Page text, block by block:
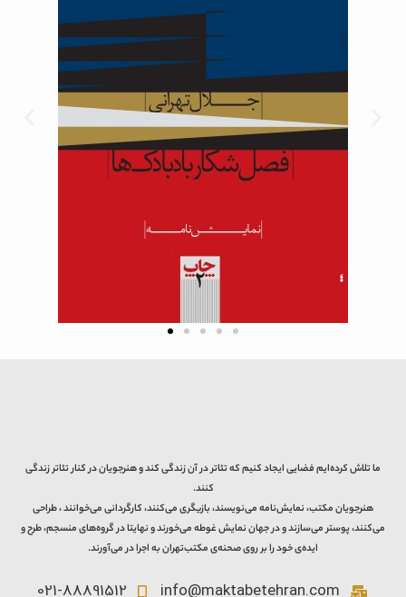
ما تلاش کرده‌ایم فضایی ایجاد کنیم که تئاتر در آن زندگی کند و هنرجویان در کنار تئاتر زندگی
کنند.
هنرجویان مکتب، نمایش‌نامه می‌نویسند، بازیگری می‌کنند، کارگردانی می‌خوانند ، طراحی
می‌کنند، پوستر می‌سازند و در جهان نمایش غوطه می‌خورند و نهایتا در گروه‌های منسجم، طرح و
ایده‌ی خود را بر روی صحنه‌ی مکتب‌تهران به اجرا در می‌آورند.
info@maktabetehran.com
021-88891512